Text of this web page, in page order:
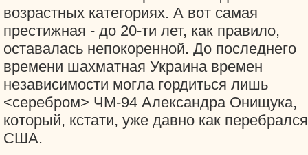
возрастных категориях. А вот самая
престижная - до 20-ти лет, как правило,
оставалась непокоренной. До последнего
времени шахматная Украина времен
независимости могла гордиться лишь
<серебром> ЧМ-94 Александра Онищука,
который, кстати, уже давно как
США.